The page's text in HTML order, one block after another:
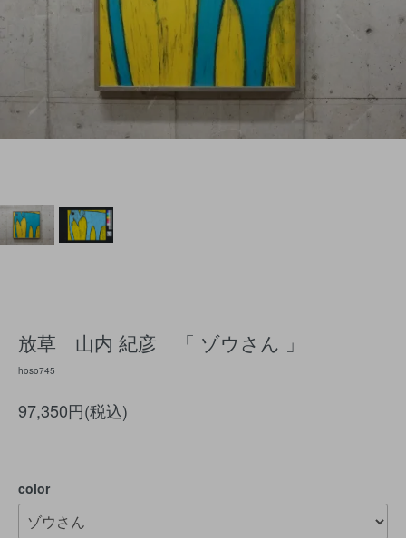
放草 山内 紀彦 「 ゾウさん 」
hoso745
97,350円(税込)
color